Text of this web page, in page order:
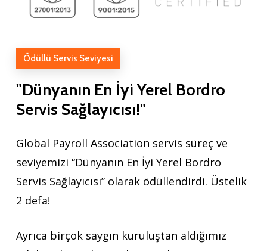
Ödüllü Servis Seviyesi
"Dünyanın En İyi Yerel Bordro
Servis Sağlayıcısı!"
Global Payroll Association servis süreç ve
seviyemizi “Dünyanın En İyi Yerel Bordro
Servis Sağlayıcısı” olarak ödüllendirdi. Üstelik
2 defa!
Ayrıca birçok saygın kuruluştan aldığımız